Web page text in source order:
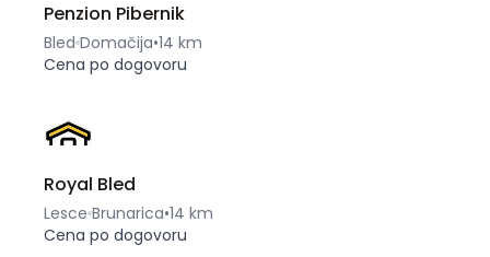
Penzion Pibernik
Bled Domačija•14 km
Cena po dogovoru
Royal Bled
Lesce Brunarica•14 km
Cena po dogovoru